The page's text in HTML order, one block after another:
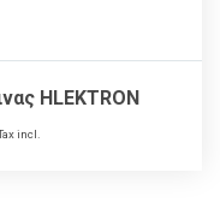
HLEKTRON
incl.